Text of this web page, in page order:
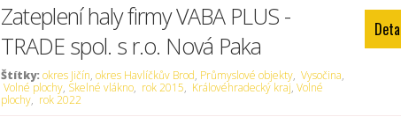
Zateplení haly firmy VABA PLUS -
TRADE spol. s r.o. Nová Paka
Štítky: okres Jičín, okres Havlíčkův Brod, Průmyslové objekty, Vysočina,
Volné plochy, Skelné vlákno, rok 2015, Královéhradecký kraj, Volné
plochy, rok 2022